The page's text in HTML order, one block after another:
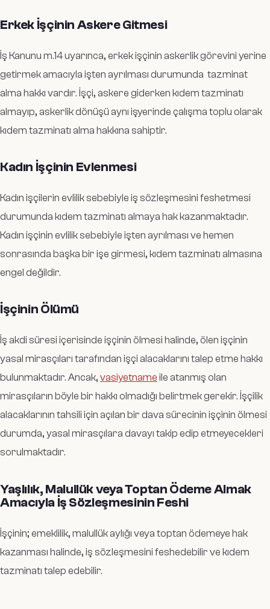
Erkek İşçinin Askere Gitmesi
İş Kanunu m.14 uyarınca, erkek işçinin askerlik görevini yerine
getirmek amacıyla işten ayrılması durumunda tazminat
alma hakkı vardır. İşçi, askere giderken kıdem tazminatı
almayıp, askerlik dönüşü aynı işyerinde çalışma toplu olarak
kıdem tazminatı alma hakkına sahiptir.
Kadın İşçinin Evlenmesi
Kadın işçilerin evlilik sebebiyle iş sözleşmesini feshetmesi
durumunda kıdem tazminatı almaya hak kazanmaktadır.
Kadın işçinin evlilik sebebiyle işten ayrılması ve hemen
sonrasında başka bir işe girmesi, kıdem tazminatı almasına
engel değildir.
İşçinin Ölümü
İş akdi süresi içerisinde işçinin ölmesi halinde, ölen işçinin
yasal mirasçıları tarafından işçi alacaklarını talep etme hakkı
bulunmaktadır. Ancak, vasiyetname ile atanmış olan
mirasçıların böyle bir hakkı olmadığı belirtmek gerekir. İşçilik
alacaklarının tahsili için açılan bir dava sürecinin işçinin ölmesi
durumda, yasal mirasçılara davayı takip edip etmeyecekleri
sorulmaktadır.
Yaşlılık, Malullük veya Toptan Ödeme Almak
Amacıyla İş Sözleşmesinin Feshi
İşçinin; emeklilik, malullük aylığı veya toptan ödemeye hak
kazanması halinde, iş sözleşmesini feshedebilir ve kıdem
tazminatı talep edebilir.